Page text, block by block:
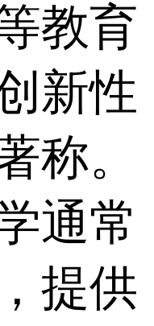
教育
新性
称。
通常
提供